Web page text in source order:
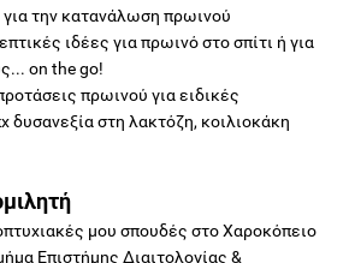
την κατανάλωση πρωινού
ιδέες για πρωινό στο σπίτι ή για
on the go!
πρωινού για ειδικές
δυσανεξία στη λακτόζη, κοιλιοκάκη
μου σπουδές στο Χαροκόπειο
Επιστήμης Διαιτολογίας &